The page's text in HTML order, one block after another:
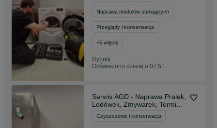
Naprawa modułów sterujących
Przeglądy i konserwacja
+5 więcej
Rybnik
Odświeżono dzisiaj o 07:51
Serwis AGD - Naprawa Pralek,
Lodówek, Zmywarek, Terminy
Czyszczenie i konserwacja